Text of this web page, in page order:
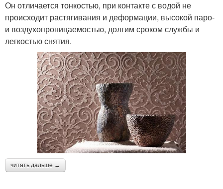
Он отличается тонкостью, при контакте с водой не
происходит растягивания и деформации, высокой паро-
и воздухопроницаемостью, долгим сроком службы и
легкостью снятия.
читать дальше →